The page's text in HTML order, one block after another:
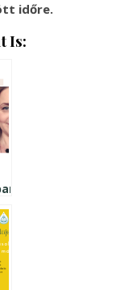
időre.
Is: